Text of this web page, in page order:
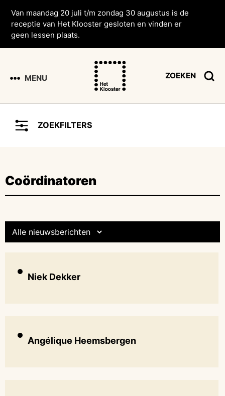
Van maandag 20 juli t/m zondag 30 augustus is de
receptie van Het Klooster gesloten en vinden er
geen lessen plaats.
MENU ZOEKEN
ZOEKFILTERS
Coördinatoren
Niek Dekker
Angélique Heemsbergen